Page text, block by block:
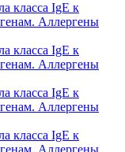
класса IgE к
Аллергены
класса IgE к
Аллергены
класса IgE к
Аллергены
класса IgE к
Аллергены